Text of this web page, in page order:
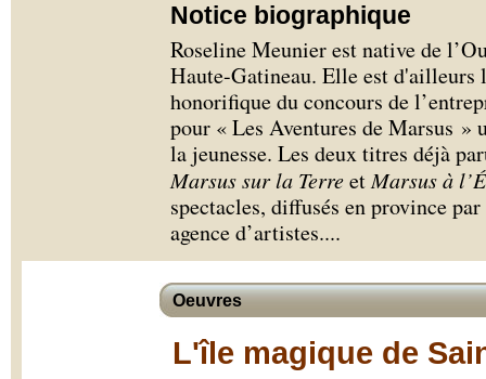
Notice biographique
Roseline Meunier est native de
Haute-Gatineau. Elle est
honorifique du concours de
pour « Les Aventures de Marsus
la jeunesse. Les deux titres déjà
Marsus sur la TerreetMarsus à
spectacles, diffusés en province
agence d’artistes....
Oeuvres
L'île magique de